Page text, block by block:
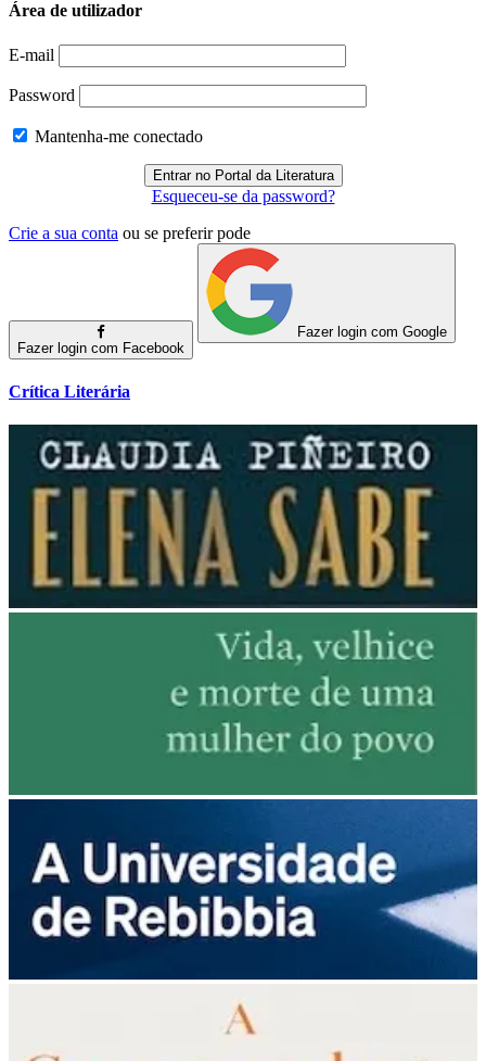
Área de utilizador
E-mail
Password
Mantenha-me conectado
Esqueceu-se da password?
Crie a sua conta ou se preferir pode
Fazer login com Facebook
Fazer login com Google
Crítica Literária